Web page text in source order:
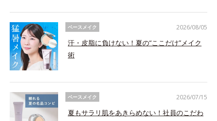
ベースメイク
汗・皮脂に負けない！夏の“ここだけ”メイク
術
2026/08/05
ベースメイク
夏もサラリ肌をあきらめない！社員のこだわ
2026/07/15